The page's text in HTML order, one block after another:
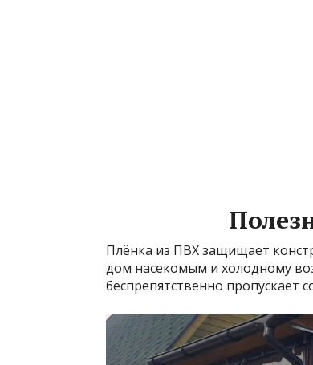
Плёнка из ПВХ защищает
дом насекомым и холодному
беспрепятственно пропускает